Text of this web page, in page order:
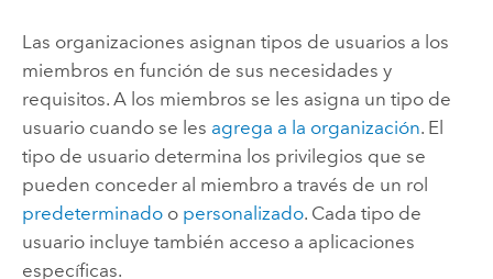
Las organizaciones asignan tipos de usuarios a los
miembros en función de sus necesidades y
requisitos. A los miembros se les asigna un tipo de
usuario cuando se les agrega a la organización.El
tipo de usuario determina los privilegios que se
pueden conceder al miembro a través de un rol
predeterminadoo personalizado. Cada tipo de
usuario incluye también acceso a aplicaciones
específicas.